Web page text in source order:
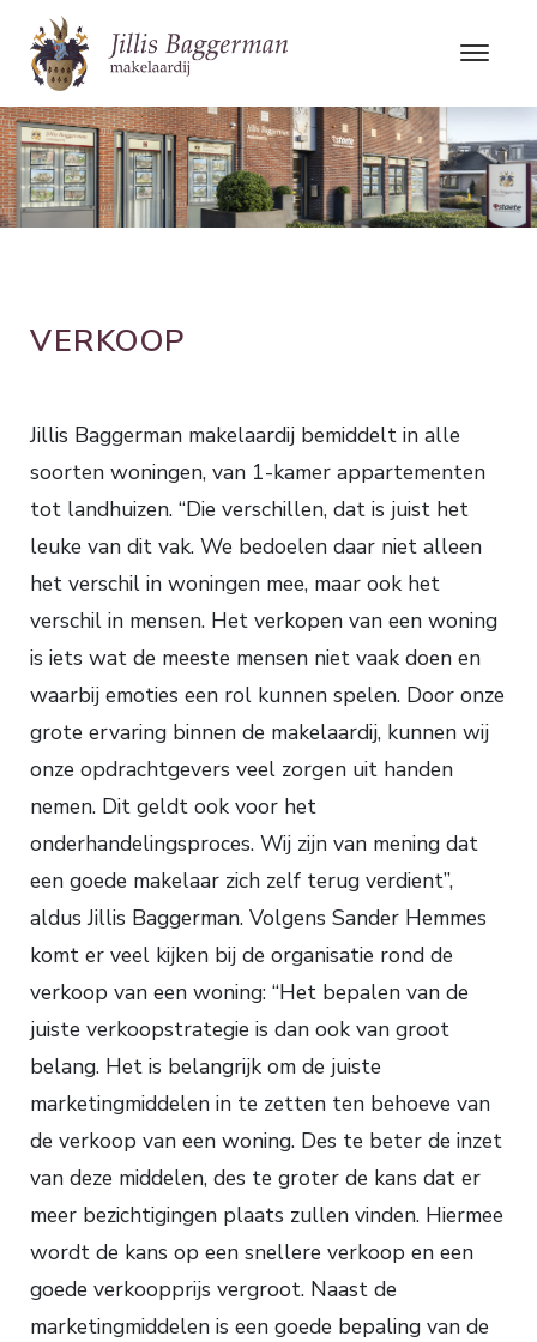
VERKOOP
Jillis Baggerman makelaardij bemiddelt in alle
soorten woningen, van 1-kamer appartementen
tot landhuizen. “Die verschillen, dat is juist het
leuke van dit vak. We bedoelen daar niet alleen
het verschil in woningen mee, maar ook het
verschil in mensen. Het verkopen van een woning
is iets wat de meeste mensen niet vaak doen en
waarbij emoties een rol kunnen spelen. Door onze
grote ervaring binnen de makelaardij, kunnen wij
onze opdrachtgevers veel zorgen uit handen
nemen. Dit geldt ook voor het
onderhandelingsproces. Wij zijn van mening dat
een goede makelaar zich zelf terug verdient”,
aldus Jillis Baggerman. Volgens Sander Hemmes
komt er veel kijken bij de organisatie rond de
verkoop van een woning: “Het bepalen van de
juiste verkoopstrategie is dan ook van groot
belang. Het is belangrijk om de juiste
marketingmiddelen in te zetten ten behoeve van
de verkoop van een woning. Des te beter de inzet
van deze middelen, des te groter de kans dat er
meer bezichtigingen plaats zullen vinden. Hiermee
wordt de kans op een snellere verkoop en een
goede verkoopprijs vergroot. Naast de
marketingmiddelen is een goede bepaling van de